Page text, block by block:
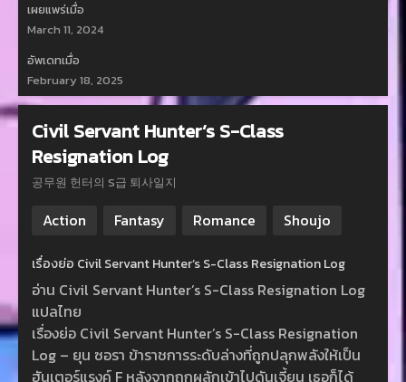
เผยแพร่เมื่อ
March 11, 2024
อัพเดทเมื่อ
February 18, 2025
Civil Servant Hunter’s S-Class
Resignation Log
공무원 헌터의 S급 퇴사일지
Action Fantasy Romance Shoujo
เรื่องย่อ Civil Servant Hunter’s S-Class Resignation Log
อ่าน Civil Servant Hunter’s S-Class Resignation Log
แปลไทย
เรื่องย่อ Civil Servant Hunter’s S-Class Resignation
Log – ยุน ซอรา ข้าราชการระดับล่างที่ถูกปลุกพลังให้เป็น
ฮันเตอร์แรงค์ F หลังจากถูกผลักเข้าไปดันเจี้ยน เธอก็ได้